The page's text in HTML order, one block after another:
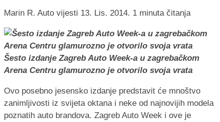
Marin R. Auto vijesti 13. Lis. 2014. 1 minuta čitanja
Šesto izdanje Zagreb Auto Week-a u zagrebačkom
Arena Centru glamurozno je otvorilo svoja vrata
Ovo posebno jesensko izdanje predstavit će mnoštvo
zanimljivosti iz svijeta oktana i neke od najnovijih modela
poznatih auto brandova. Zagreb Auto Week i ove je